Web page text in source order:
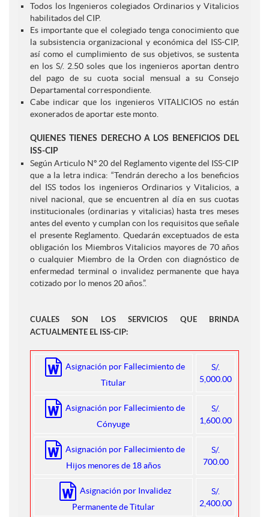
Todos los Ingenieros colegiados Ordinarios y Vitalicios
habilitados del CIP.
Es importante que el colegiado tenga conocimiento que
la subsistencia organizacional y económica del ISS-CIP,
así como el cumplimiento de sus objetivos, se sustenta
en los S/. 2.50 soles que los ingenieros aportan dentro
del pago de su cuota social mensual a su Consejo
Departamental correspondiente.
Cabe indicar que los ingenieros VITALICIOS no están
exonerados de aportar este monto.
QUIENES TIENES DERECHO A LOS BENEFICIOS DEL
ISS-CIP
Según Articulo Nº 20 del Reglamento vigente del ISS-CIP
que a la letra indica: “Tendrán derecho a los beneficios
del ISS todos los ingenieros Ordinarios y Vitalicios, a
nivel nacional, que se encuentren al día en sus cuotas
institucionales (ordinarias y vitalicias) hasta tres meses
antes del evento y cumplan con los requisitos que señale
el presente Reglamento. Quedarán exceptuados de esta
obligación los Miembros Vitalicios mayores de 70 años
o cualquier Miembro de la Orden con diagnóstico de
enfermedad terminal o invalidez permanente que haya
cotizado por lo menos 20 años.”.
CUALES SON LOS SERVICIOS QUE BRINDA
ACTUALMENTE EL ISS-CIP:
Asignación por Fallecimiento de
Titular
S/.
5,000.00
Asignación por Fallecimiento de
Cónyuge
S/.
1,600.00
Asignación por Fallecimiento de
Hijos menores de 18 años
S/.
700.00
Asignación por Invalidez
Permanente de Titular
S/.
2,400.00